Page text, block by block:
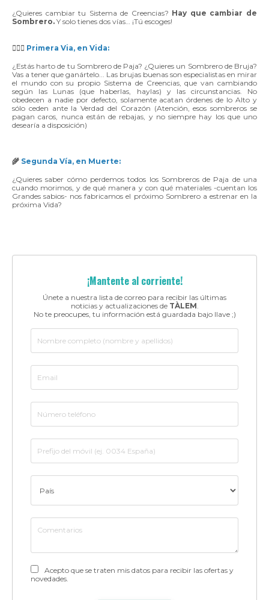
¿Quieres cambiar tu Sistema de Creencias? Hay que cambiar de
Sombrero. Y solo tienes dos vías… ¡Tú escoges!
🧙🏼‍♀️ Primera Via, en Vida:
¿Estás harto de tu Sombrero de Paja? ¿Quieres un Sombrero de Bruja?
Vas a tener que ganártelo... Las brujas buenas son especialistas en mirar
el mundo con su propio Sistema de Creencias, que van cambiando
según las Lunas (que haberlas, haylas) y las circunstancias. No
obedecen a nadie por defecto, solamente acatan órdenes de lo Alto y
sólo ceden ante la Verdad del Corazón (Atención, esos sombreros se
pagan caros, nunca están de rebajas, y no siempre hay los que uno
desearía a disposición)
🌾 Segunda Vía, en Muerte:
¿Quieres saber cómo perdemos todos los Sombreros de Paja de una
cuando morimos, y de qué manera y con qué materiales -cuentan los
Grandes sabios- nos fabricamos el próximo Sombrero a estrenar en la
próxima Vida?
¡Mantente al corriente!
Únete a nuestra lista de correo para recibir las últimas
noticias y actualizaciones de TÀLEM.
No te preocupes, tu información está guardada bajo llave ;)
Acepto que se traten mis datos para recibir las ofertas y
novedades.